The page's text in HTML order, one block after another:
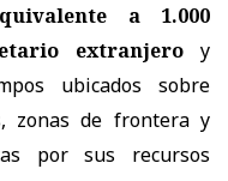
a 1.000
extranjero y
ubicados sobre
zonas de frontera y
por sus recursos